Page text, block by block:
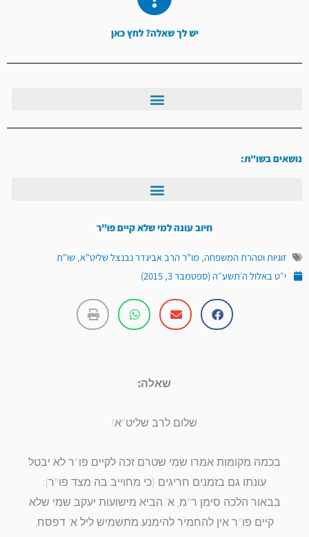
יש לך שאלה? לחץ כאן
נושאים בשו"ת:
חיוב עונה למי שלא קיים פו"ר
זוגיות וטהרת המשפחה, מו"ר הרב אביגדר נבנצל שליט"א, שו"ת
י״ט באלול ה׳תשע״ה (ספטמבר 3, 2015)
שאלה:
שלום לרב שליט"א!
בכמה מקומות אמרו שמי שטרם זכה לקיים פו"ר לא יבטל
עונתו גם בזמנים חריגים (כי מחוייב בה מצד פו"ר):
בבאור הלכה סימן ר"מ, א' הביא מישועות יעקב שמי שלא
קיים פו"ר אין להחמיר להימנע מתשמיש ליל א' דפסח,